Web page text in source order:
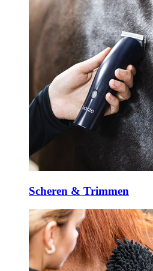
Scheren & Trimmen